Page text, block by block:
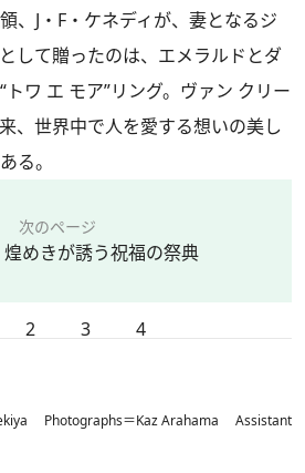
、J・F・ケネディが、妻となるジ
して贈ったのは、エメラルドとダ
ワ エ モア”リング。ヴァン クリー
、世界中で人を愛する想いの美し
る。
次のページ
煌めきが誘う祝福の祭典
2 3 4
Photographs＝Kaz Arahama Assistant